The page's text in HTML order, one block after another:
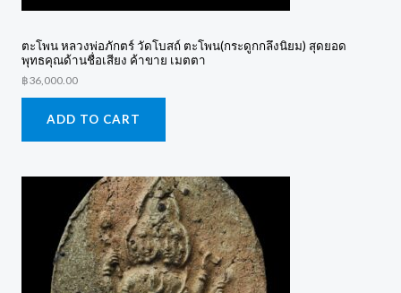
ตะโพน หลวงพ่อภักตร์ วัดโบสถ์ ตะโพน(กระดูกกลึงนิยม) สุดยอด
พุทธคุณด้านชื่อเสียง ค้าขาย เมตตา
฿36,000.00
ADD TO CART